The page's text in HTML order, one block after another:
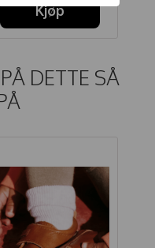
Kjøp
DETTE SÅ